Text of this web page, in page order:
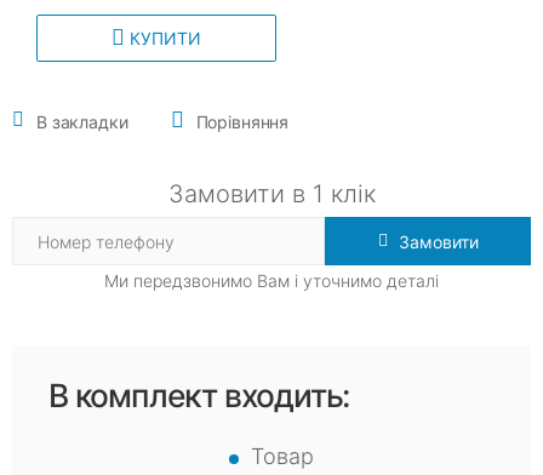
КУПИТИ
В закладки Порівняння
Замовити в 1 клік
Замовити
Ми передзвонимо Вам і уточнимо деталі
В комплект входить:
Товар